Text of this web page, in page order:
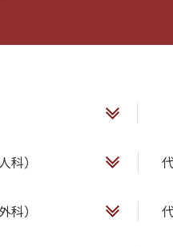
科）
科）